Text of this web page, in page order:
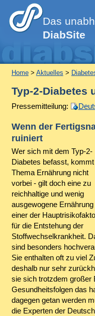
Das
DiabSite
Home> Aktuelles >
Typ-2-Diabetes
Pressemitteilung:
Wenn der
ruiniert
Wer sich mit dem Typ-2-
Diabetes befasst,
Thema Ernährung nicht
vorbei - gilt doch eine zu
reichhaltige und wenig
ausgewogene Ernährung
einer der
für die Entstehung der
Stoffwechselkrankheit.
sind besonders
Sie enthalten oft zu viel
deshalb nur sehr
sie sich trotzdem großer
Gesundheitsfolgen das
dagegen getan werden
die Experten der